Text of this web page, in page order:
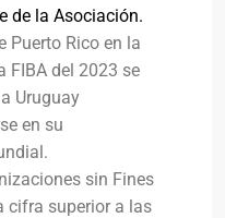
de la Asociación.
Puerto Rico en la
FIBA del 2023 se
Uruguay
en su
sin Fines
cifra superior a las